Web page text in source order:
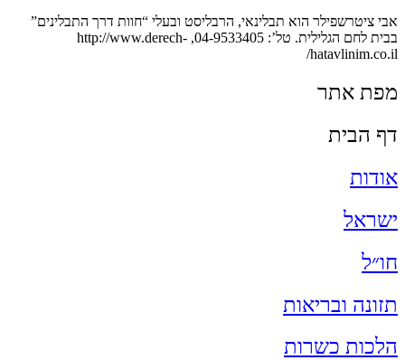
אבי ציטרשפילר הוא תבלינאי, הרבליסט ובעלי “חוות דרך התבלינים”
בבית לחם הגלילית. טל’: 04-9533405, http://www.derech-
hatavlinim.co.il/
מפת אתר
דף הבית
אודות
ישראל
חו״ל
תזונה ובריאות
הלכות כשרות